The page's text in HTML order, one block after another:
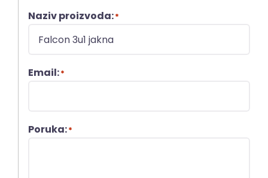
Naziv proizvoda:*
Email:*
Poruka:*